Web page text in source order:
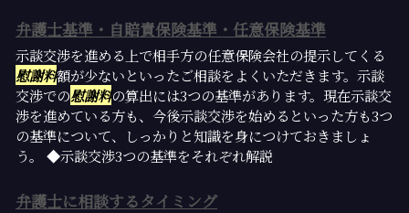
弁護士基準・自賠責保険基準・任意保険基準
示談交渉を進める上で相手方の任意保険会社の提示してくる
慰謝料額が少ないといったご相談をよくいただきます。示談
交渉での慰謝料の算出には3つの基準があります。現在示談交
渉を進めている方も、今後示談交渉を始めるといった方も3つ
の基準について、しっかりと知識を身につけておきましょ
う。 ◆示談交渉3つの基準をそれぞれ解説
弁護士に相談するタイミング